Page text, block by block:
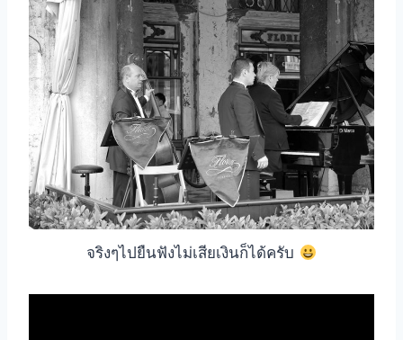
จริงๆไปยืนฟังไม่เสียเงินก็ได้ครับ